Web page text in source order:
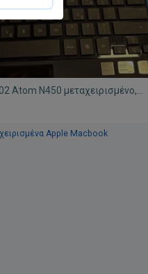
Atom N450 μεταχειρισμένο,
HDD χωρίς μπαταρία
Apple Macbook